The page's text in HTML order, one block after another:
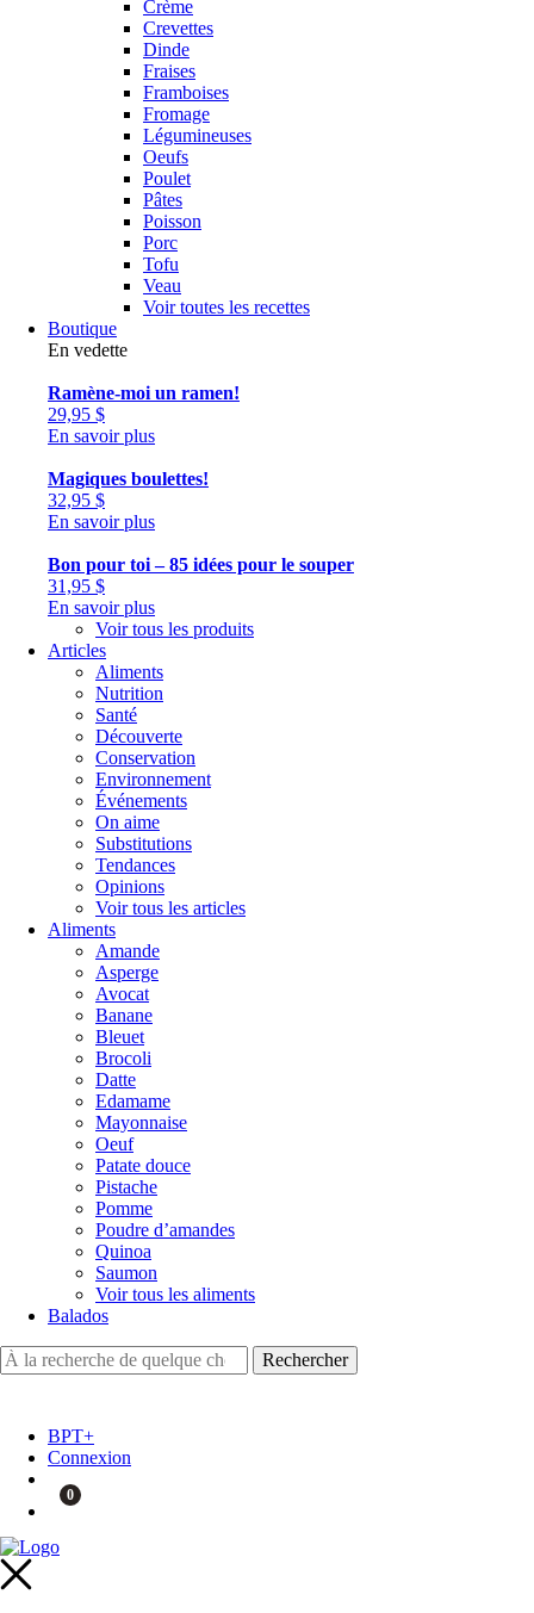
Crème
Crevettes
Dinde
Fraises
Framboises
Fromage
Légumineuses
Oeufs
Poulet
Pâtes
Poisson
Porc
Tofu
Veau
Voir toutes les recettes
Boutique
En vedette
Ramène-moi un ramen!
29,95 $
En savoir plus
Magiques boulettes!
32,95 $
En savoir plus
Bon pour toi – 85 idées pour le souper
31,95 $
En savoir plus
Voir tous les produits
Articles
Aliments
Nutrition
Santé
Découverte
Conservation
Environnement
Événements
On aime
Substitutions
Tendances
Opinions
Voir tous les articles
Aliments
Amande
Asperge
Avocat
Banane
Bleuet
Brocoli
Datte
Edamame
Mayonnaise
Oeuf
Patate douce
Pistache
Pomme
Poudre d’amandes
Quinoa
Saumon
Voir tous les aliments
Balados
BPT+
Connexion
0